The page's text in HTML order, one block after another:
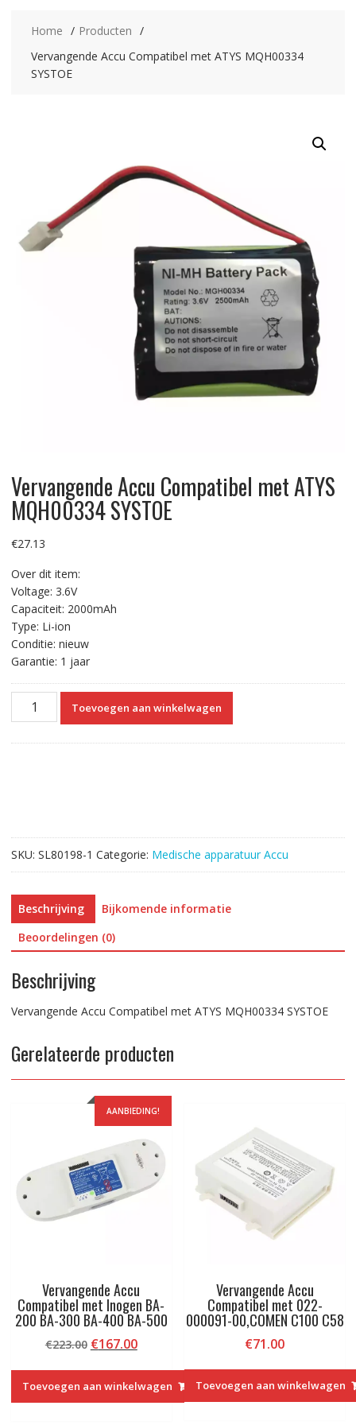
Home
Producten
Vervangende Accu Compatibel met ATYS MQH00334
SYSTOE
Vervangende Accu Compatibel met ATYS
MQH00334 SYSTOE
€27.13
Over dit item:
Voltage: 3.6V
Capaciteit: 2000mAh
Type: Li-ion
Conditie: nieuw
Garantie: 1 jaar
Vervangende
Accu
Toevoegen aan winkelwagen
SKU: SL80198-1 Categorie: Medische apparatuur Accu
Beschrijving
Bijkomende informatie
Beoordelingen (0)
Beschrijving
Vervangende Accu Compatibel met ATYS MQH00334 SYSTOE
Gerelateerde producten
AANBIEDING!
Vervangende Accu
Compatibel met Inogen BA-
200 BA-300 BA-400 BA-500
€223.00 Oorspronkelijke
was:
€223.00.
€167.00Huidige
is:
€167.00.
Toevoegen aan winkelwagen
Vervangende Accu
Compatibel met 022-
000091-00,COMEN C100 C58
€71.00
Toevoegen aan winkelwagen